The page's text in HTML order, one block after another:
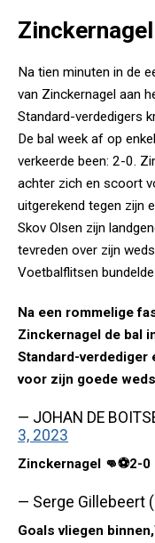
Na tien minuten in de
van Zinckernagel aan
Standard-verdedigers
De bal week af op
verkeerde been: 2-0.
achter zich en scoort
uitgerekend tegen zijn
Skov Olsen zijn
tevreden over zijn
Voetbalflitsen
Na een rommelige
Zinckernagel de bal
Standard-verdediger
voor zijn goede
— JOHAN DE
3, 2023
Zinckernagel 👊⚽2-0
— Serge Gillebeert
Goals vliegen